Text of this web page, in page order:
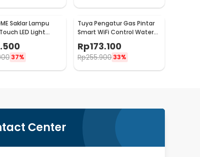
Saklar Lampu
LED Light
Gang - AO-001
37%
Tuya Pengatur Gas Pintar
Smart WiFi Control Water
Valve Gas Controller - YB5
Rp173.100
Rp255.90033%
Center